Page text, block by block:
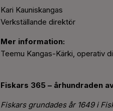
Kari Kauniskangas
Verkställande direktör
Mer information:
Teemu Kangas-Kärki, operativ
Fiskars 365 – århundraden
Fiskars grundades år 1649 i